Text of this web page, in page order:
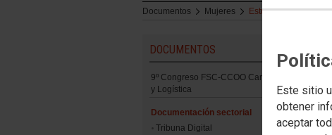
Este sitio
obtener
aceptar
Documentos
Mujeres Estudios
DOCUMENTOS
9º Congreso FSC-CCOO Carretera
y Logística
Documentación sectorial
Tribuna Digital